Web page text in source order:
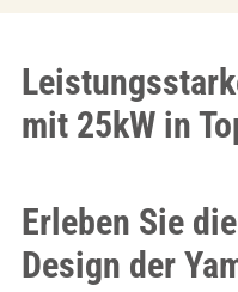
mit 25kW in
Erleben Sie
Design der